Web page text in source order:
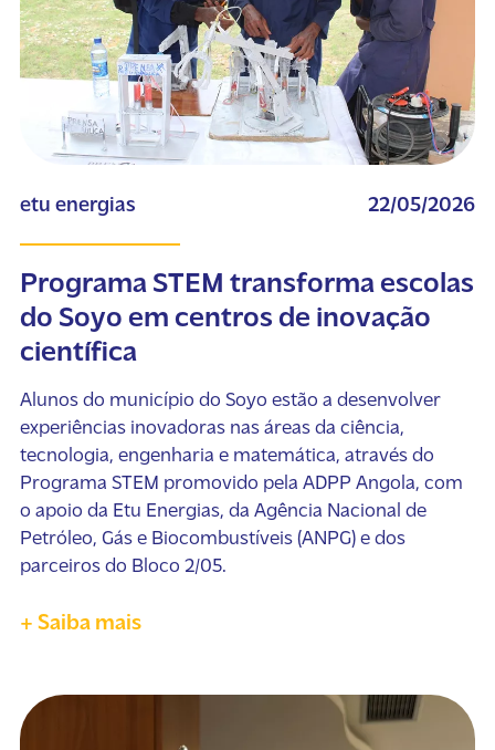
etu energias 22/05/2026
Programa STEM transforma escolas
do Soyo em centros de inovação
científica
Alunos do município do Soyo estão a desenvolver
experiências inovadoras nas áreas da ciência,
tecnologia, engenharia e matemática, através do
Programa STEM promovido pela ADPP Angola, com
o apoio da Etu Energias, da Agência Nacional de
Petróleo, Gás e Biocombustíveis (ANPG) e dos
parceiros do Bloco 2/05.
+ Saiba mais